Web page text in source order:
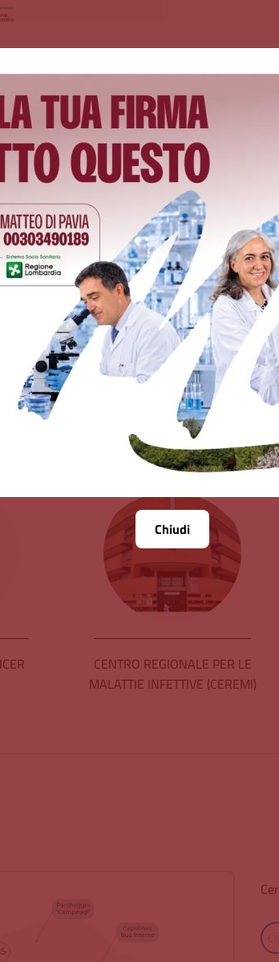
Policlinico San Matteo, il luogo
L'approccio scientifico ispira la medicina del
Lo studio, le tecnologie e
Ospedale si pone obiettivi ancora più
limiti attuali.
Vedi tutta l'attività scientifica
CENTRO REGIONALE PER LE
MALATTIE INFETTIVE (CEREMI)
Chiudi